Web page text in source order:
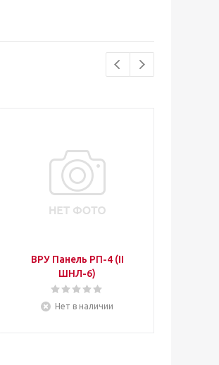
ВРУ Панель РП-4 (II
ШНЛ-6)
Нет в наличии